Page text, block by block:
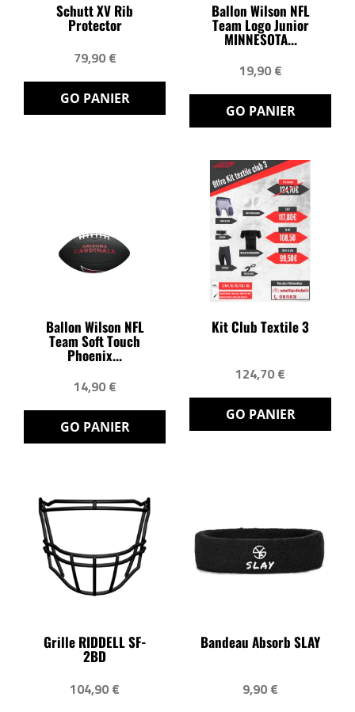
Schutt XV Rib
Protector
79,90 €
GO PANIER
Ballon Wilson NFL
Team Logo Junior
MINNESOTA...
19,90 €
GO PANIER
Ballon Wilson NFL
Team Soft Touch
Phoenix...
14,90 €
GO PANIER
Kit Club Textile 3
124,70 €
GO PANIER
Grille RIDDELL SF-
2BD
104,90 €
Bandeau Absorb SLAY
9,90 €